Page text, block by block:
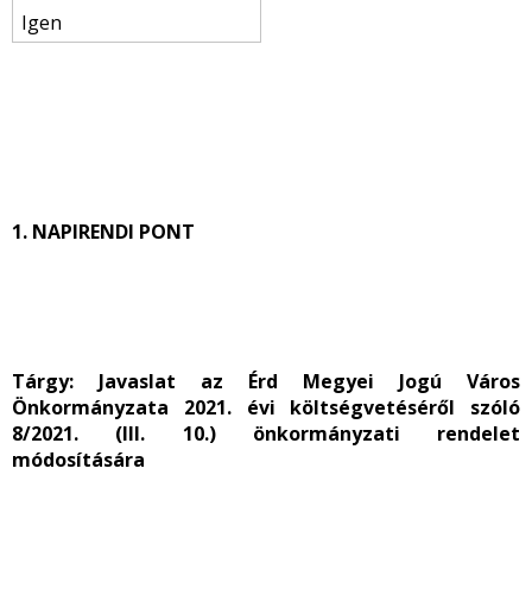
Igen
1. NAPIRENDI PONT
Tárgy: Javaslat az Érd Megyei Jogú Város
Önkormányzata 2021. évi költségvetéséről szóló
8/2021. (III. 10.) önkormányzati rendelet
módosítására